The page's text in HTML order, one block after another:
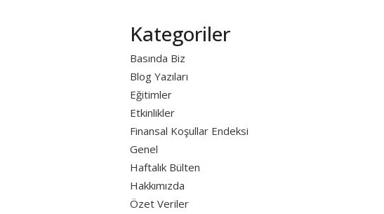
Kategoriler
Basında Biz
Blog Yazıları
Eğitimler
Etkinlikler
Finansal Koşullar Endeksi
Genel
Haftalık Bülten
Hakkımızda
Özet Veriler